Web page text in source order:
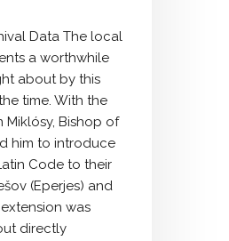
Data The local
a worthwhile
about by this
time. With the
Bishop of
him to introduce
Code to their
(Eperjes) and
was
directly